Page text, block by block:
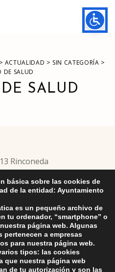
polanco
> ACTUALIDAD > SIN CATEGORÍA >
DE SALUD
SALUD
Rinconeda
para publicar un
básica sobre las cookies de
de la entidad: Ayuntamiento
es un pequeño archivo de
tu ordenador, “smartphone” o
página web. Algunas
a empresas
para nuestra página web.
tipos: las cookies
que nuestra página web
de tu autorización y son las